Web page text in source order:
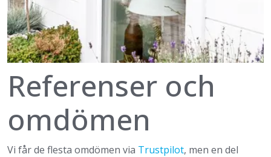
Referenser och
omdömen
Vi får de flesta omdömen via Trustpilot, men en del